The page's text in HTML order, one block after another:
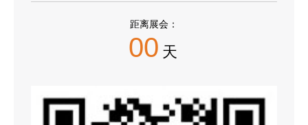
距离展会：
00 天